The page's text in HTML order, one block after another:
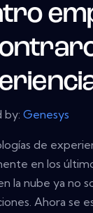
by:Genesys
de
en los
la nube ya no
Ahora se